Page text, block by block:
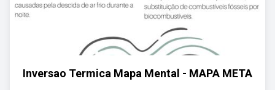
Inversao Termica Mapa Mental - MAPA META